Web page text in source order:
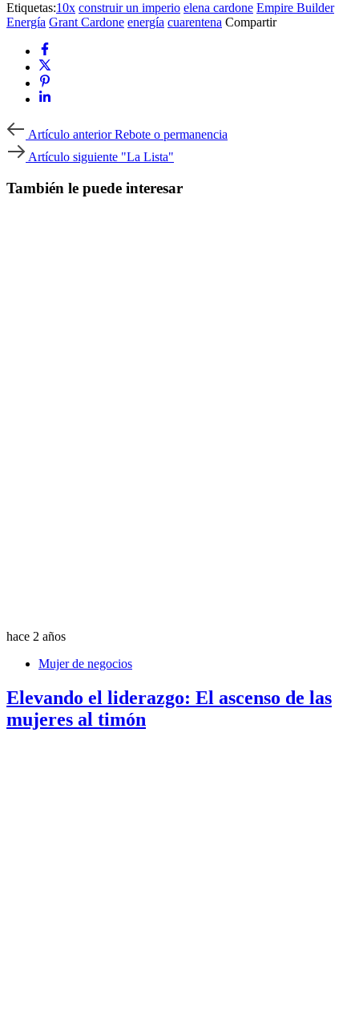
Etiquetas:10x construir un imperio elena cardone Empire Builder
Energía Grant Cardone energía cuarentena Compartir
Artículo
anteriorArtículo anteriorRebote o permanencia
Artículo
siguiente
Artículo siguiente "La Lista"
También le puede interesar
hace 2 años
Mujer de negocios
Elevando el liderazgo: El ascenso de las
mujeres al timón